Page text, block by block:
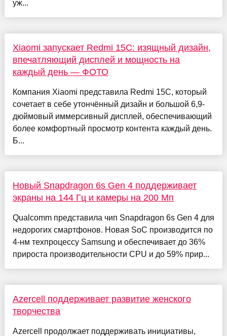
уж...
Xiaomi запускает Redmi 15C: изящный дизайн,
впечатляющий дисплей и мощность на
каждый день — ФОТО
Компания Xiaomi представила Redmi 15C, который
сочетает в себе утончённый дизайн и большой 6,9-
дюймовый иммерсивный дисплей, обеспечивающий
более комфортный просмотр контента каждый день.
Б...
Новый Snapdragon 6s Gen 4 поддерживает
экраны на 144 Гц и камеры на 200 Мп
Qualcomm представила чип Snapdragon 6s Gen 4 для
недорогих смартфонов. Новая SoC производится по
4-нм техпроцессу Samsung и обеспечивает до 36%
прироста производительности CPU и до 59% прир...
Azercell поддерживает развитие женского
творчества
Azercell продолжает поддерживать инициативы,